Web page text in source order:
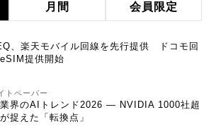
月間 会員限定
、楽天モバイル回線を先行提供 ドコモ回
提供開始
トペーパー
界のAIトレンド2026 ― NVIDIA 1000社超
捉えた「転換点」